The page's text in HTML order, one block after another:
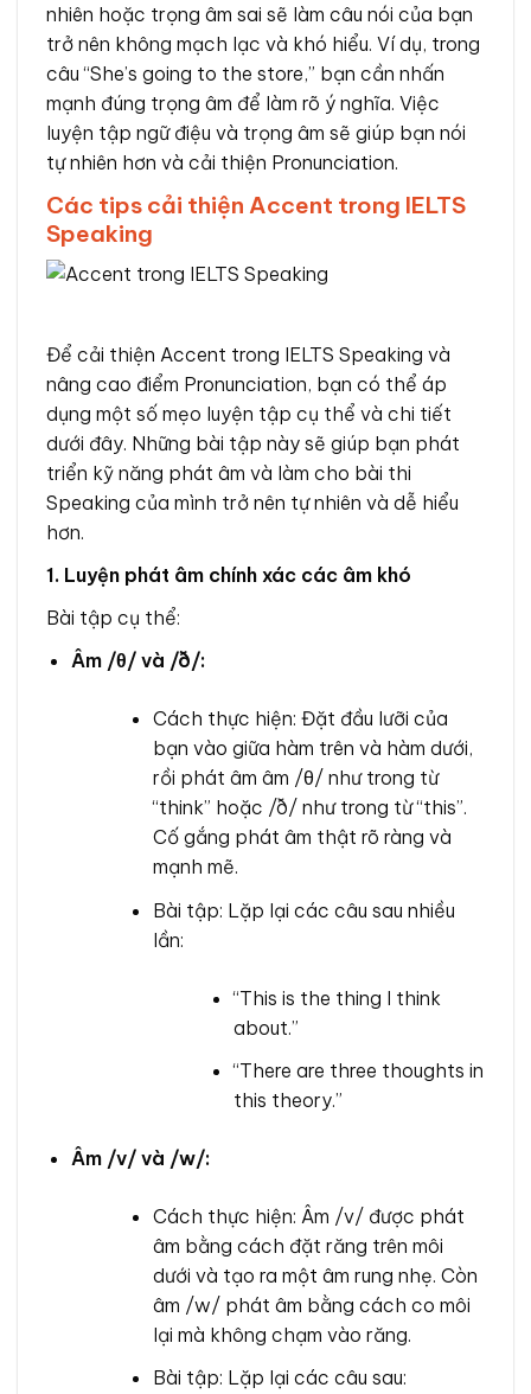
nhiên hoặc trọng âm sai sẽ làm câu nói của bạn
trở nên không mạch lạc và khó hiểu. Ví dụ, trong
câu “She’s going to the store,” bạn cần nhấn
mạnh đúng trọng âm để làm rõ ý nghĩa. Việc
luyện tập ngữ điệu và trọng âm sẽ giúp bạn nói
tự nhiên hơn và cải thiện Pronunciation.
Các tips cải thiện Accent trong IELTS
Speaking
Để cải thiện Accent trong IELTS Speaking và
nâng cao điểm Pronunciation, bạn có thể áp
dụng một số mẹo luyện tập cụ thể và chi tiết
dưới đây. Những bài tập này sẽ giúp bạn phát
triển kỹ năng phát âm và làm cho bài thi
Speaking của mình trở nên tự nhiên và dễ hiểu
hơn.
1. Luyện phát âm chính xác các âm khó
Bài tập cụ thể:
Âm /θ/ và /ð/:
Cách thực hiện: Đặt đầu lưỡi của
bạn vào giữa hàm trên và hàm dưới,
rồi phát âm âm /θ/ như trong từ
“think” hoặc /ð/ như trong từ “this”.
Cố gắng phát âm thật rõ ràng và
mạnh mẽ.
Bài tập: Lặp lại các câu sau nhiều
lần:
“This is the thing I think
about.”
“There are three thoughts in
this theory.”
Âm /v/ và /w/:
Cách thực hiện: Âm /v/ được phát
âm bằng cách đặt răng trên môi
dưới và tạo ra một âm rung nhẹ. Còn
âm /w/ phát âm bằng cách co môi
lại mà không chạm vào răng.
Bài tập: Lặp lại các câu sau: